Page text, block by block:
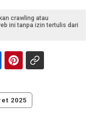
crawling atau
ini tanpa izin tertulis dari
2025